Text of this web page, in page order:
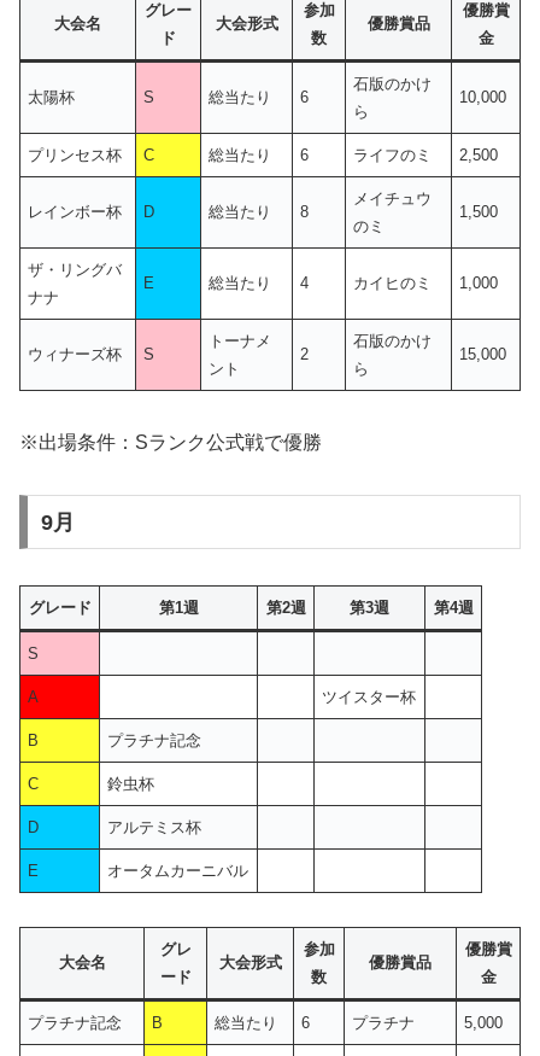
大会名
グレー
ド
大会形式
参加
数
優勝賞品
優勝賞
金
太陽杯 S 総当たり 6
石版のかけ
ら
10,000
プリンセス杯 C 総当たり 6 ライフのミ 2,500
レインボー杯 D 総当たり 8
メイチュウ
のミ
1,500
ザ・リングバ
ナナ
E 総当たり 4 カイヒのミ 1,000
ウィナーズ杯 S
トーナメ
ント
2
石版のかけ
ら
15,000
※出場条件：Sランク公式戦で優勝
9月
グレード 第1週 第2週 第3週 第4週
S
A ツイスター杯
B プラチナ記念
C 鈴虫杯
D アルテミス杯
E オータムカーニバル
大会名
グレ
ード
大会形式
参加
数
優勝賞品
優勝賞
金
プラチナ記念 B 総当たり 6 プラチナ 5,000